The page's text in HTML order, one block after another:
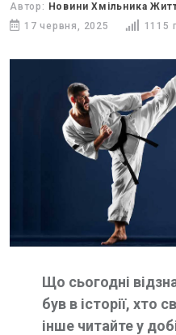
Автор: Новини Хмільника
17 червня, 2025
1115
Що сьогодні
був в історії, хто
інше читайте у